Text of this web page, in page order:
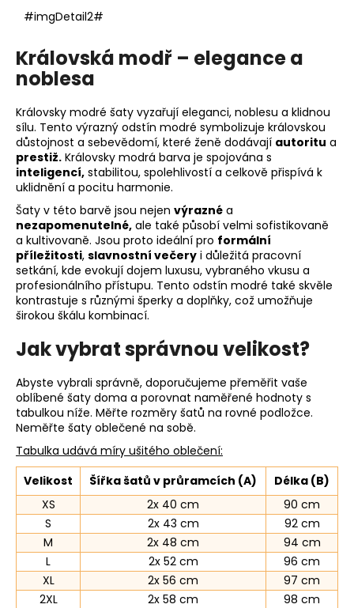
#imgDetail2#
Královská modř – elegance a
noblesa
Královsky modré šaty vyzařují eleganci, noblesu a klidnou
sílu. Tento výrazný odstín modré symbolizuje královskou
důstojnost a sebevědomí, které ženě dodávají autoritu a
prestiž. Královsky modrá barva je spojována s
inteligencí, stabilitou, spolehlivostí a celkově přispívá k
uklidnění a pocitu harmonie.
Šaty v této barvě jsou nejen výrazné a
nezapomenutelné, ale také působí velmi sofistikovaně
a kultivovaně. Jsou proto ideální pro formální
příležitosti, slavnostní večery i důležitá pracovní
setkání, kde evokují dojem luxusu, vybraného vkusu a
profesionálního přístupu. Tento odstín modré také skvěle
kontrastuje s různými šperky a doplňky, což umožňuje
širokou škálu kombinací.
Jak vybrat správnou velikost?
Abyste vybrali správně, doporučujeme přeměřit vaše
oblíbené šaty doma a porovnat naměřené hodnoty s
tabulkou níže. Měřte rozměry šatů na rovné podložce.
Neměřte šaty oblečené na sobě.
Tabulka udává míry ušitého oblečení:
Velikost
Šířka šatů v průramcích (A)
Délka (B)
XS
2x 40 cm
90 cm
S
2x 43 cm
92 cm
M
2x 48 cm
94 cm
L
2x 52 cm
96 cm
XL
2x 56 cm
97 cm
2XL
2x 58 cm
98 cm